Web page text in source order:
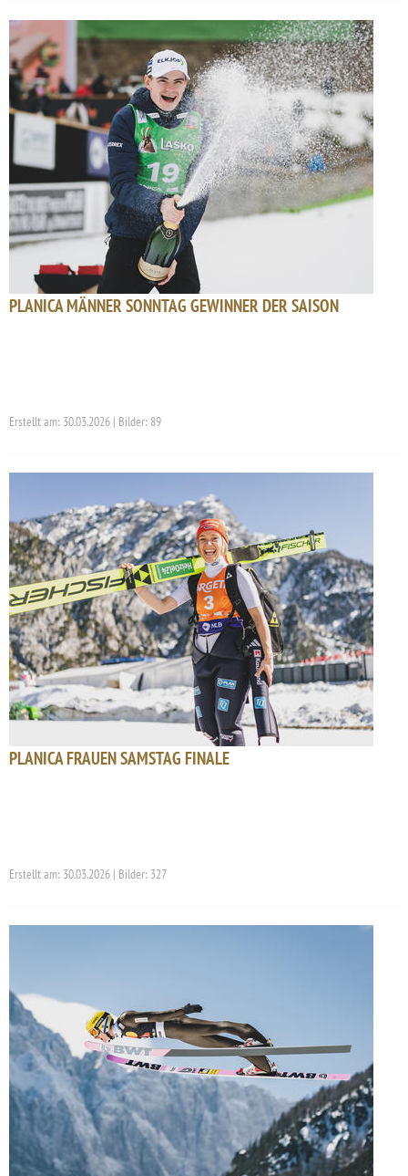
PLANICA MÄNNER SONNTAG GEWINNER DER SAISON
Erstellt am: 30.03.2026 | Bilder: 89
PLANICA FRAUEN SAMSTAG FINALE
Erstellt am: 30.03.2026 | Bilder: 327